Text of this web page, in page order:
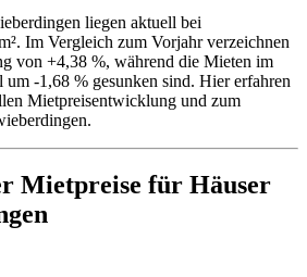
liegen aktuell bei
Im Vergleich zum Vorjahr verzeichnen
von +4,38 %, während die Mieten im
-1,68 % gesunken sind. Hier erfahren
Mietpreisentwicklung und zum
Mietpreise für Häuser